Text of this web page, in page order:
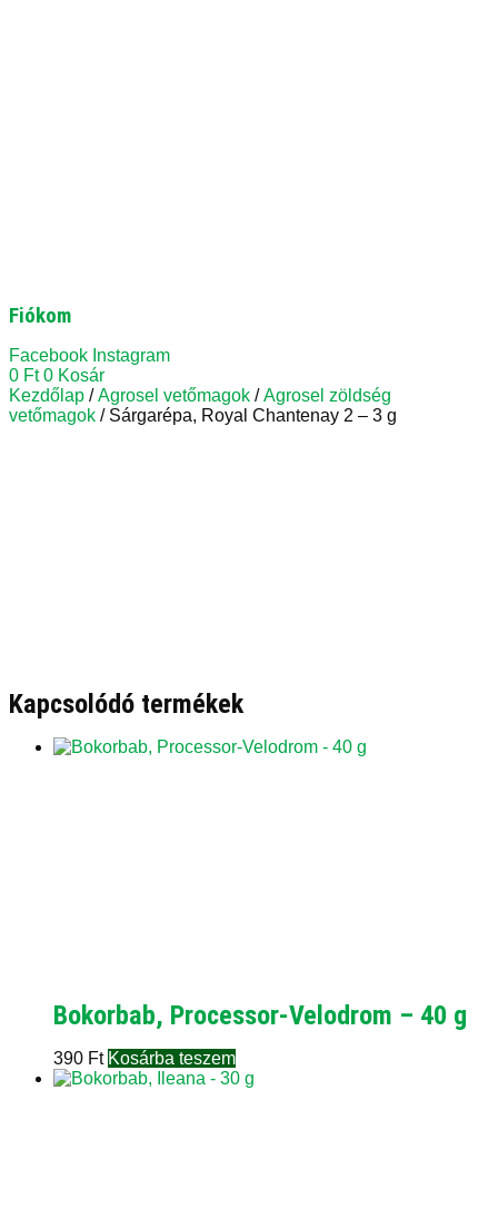
Fiókom
Facebook Instagram
0 Ft 0 Kosár
Kezdőlap /Agrosel vetőmagok /Agrosel zöldség
vetőmagok / Sárgarépa, Royal Chantenay 2 – 3 g
Kapcsolódó termékek
Bokorbab, Processor-Velodrom – 40 g
390 Ft Kosárba teszem